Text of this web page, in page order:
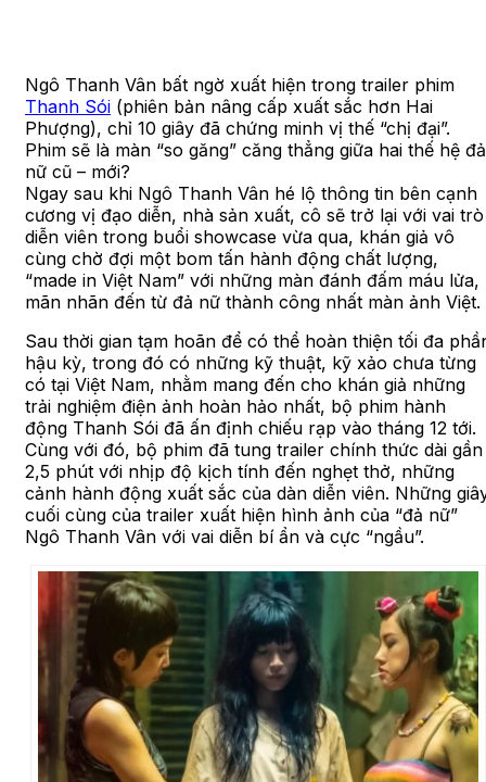
Ngô Thanh Vân bất ngờ xuất hiện trong trailer phim
Thanh Sói (phiên bản nâng cấp xuất sắc hơn Hai
Phượng), chỉ 10 giây đã chứng minh vị thế “chị đại”.
Phim sẽ là màn “so găng” căng thẳng giữa hai thế hệ đả
nữ cũ – mới?
Ngay sau khi Ngô Thanh Vân hé lộ thông tin bên cạnh
cương vị đạo diễn, nhà sản xuất, cô sẽ trở lại với vai trò
diễn viên trong buổi showcase vừa qua, khán giả vô
cùng chờ đợi một bom tấn hành động chất lượng,
“made in Việt Nam” với những màn đánh đấm máu lửa,
mãn nhãn đến từ đả nữ thành công nhất màn ảnh Việt.
Sau thời gian tạm hoãn để có thể hoàn thiện tối đa
hậu kỳ, trong đó có những kỹ thuật, kỹ xảo chưa từng
có tại Việt Nam, nhằm mang đến cho khán giả những
trải nghiệm điện ảnh hoàn hảo nhất, bộ phim hành
động Thanh Sói đã ấn định chiếu rạp vào tháng 12 tới.
Cùng với đó, bộ phim đã tung trailer chính thức dài gần
2,5 phút với nhịp độ kịch tính đến nghẹt thở, những
cảnh hành động xuất sắc của dàn diễn viên. Những
cuối cùng của trailer xuất hiện hình ảnh của “đả nữ”
Ngô Thanh Vân với vai diễn bí ẩn và cực “ngầu”.